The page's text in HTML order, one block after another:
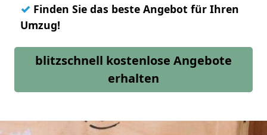
✓ Finden Sie das beste Angebot für Ihren
Umzug!
blitzschnell kostenlose Angebote
erhalten